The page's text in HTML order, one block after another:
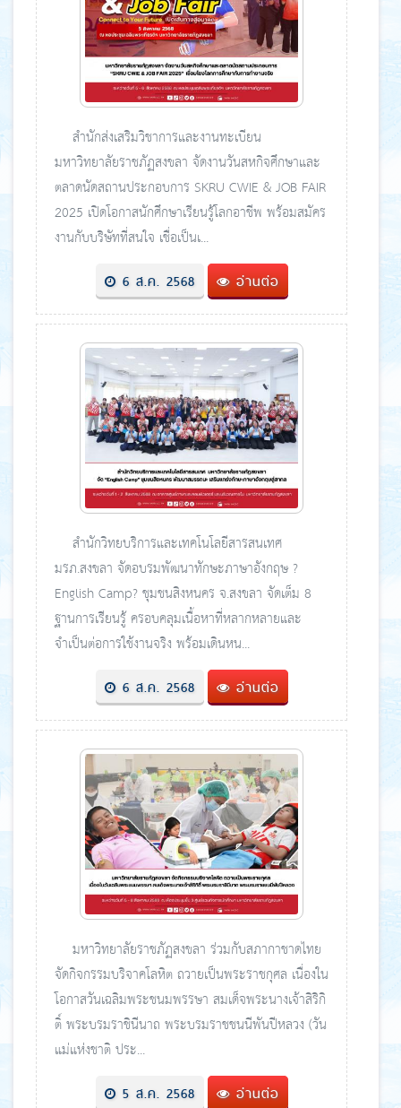
สำนักส่งเสริมวิชาการและงานทะเบียน
มหาวิทยาลัยราชภัฏสงขลา จัดงานวันสหกิจศึกษาและ
ตลาดนัดสถานประกอบการ SKRU CWIE & JOB FAIR
2025 เปิดโอกาสนักศึกษาเรียนรู้โลกอาชีพ พร้อมสมัคร
งานกับบริษัทที่สนใจ เชื่อเป็นเ...
6 ส.ค. 2568 อ่านต่อ
สำนักวิทยบริการและเทคโนโลยีสารสนเทศ
มรภ.สงขลา จัดอบรมพัฒนาทักษะภาษาอังกฤษ ?
English Camp? ชุมชนสิงหนคร จ.สงขลา จัดเต็ม 8
ฐานการเรียนรู้ ครอบคลุมเนื้อหาที่หลากหลายและ
จำเป็นต่อการใช้งานจริง พร้อมเดินหน...
6 ส.ค. 2568 อ่านต่อ
มหาวิทยาลัยราชภัฏสงขลา ร่วมกับสภากาชาดไทย
จัดกิจกรรมบริจาคโลหิต ถวายเป็นพระราชกุศล เนื่องใน
โอกาสวันเฉลิมพระชนมพรรษา สมเด็จพระนางเจ้าสิริกิ
ติ์ พระบรมราชินีนาถ พระบรมราชชนนีพันปีหลวง (วัน
แม่แห่งชาติ ประ...
5 ส.ค. 2568 อ่านต่อ